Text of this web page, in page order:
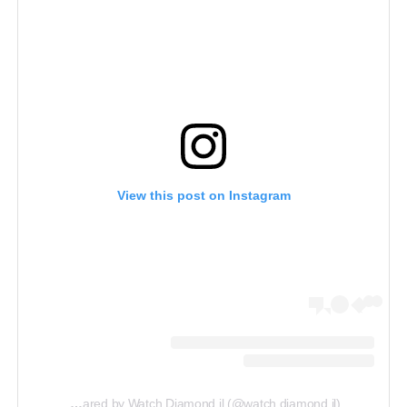
View this post on Instagram
A post shared by Watch Diamond il (@watch.diamond.il)